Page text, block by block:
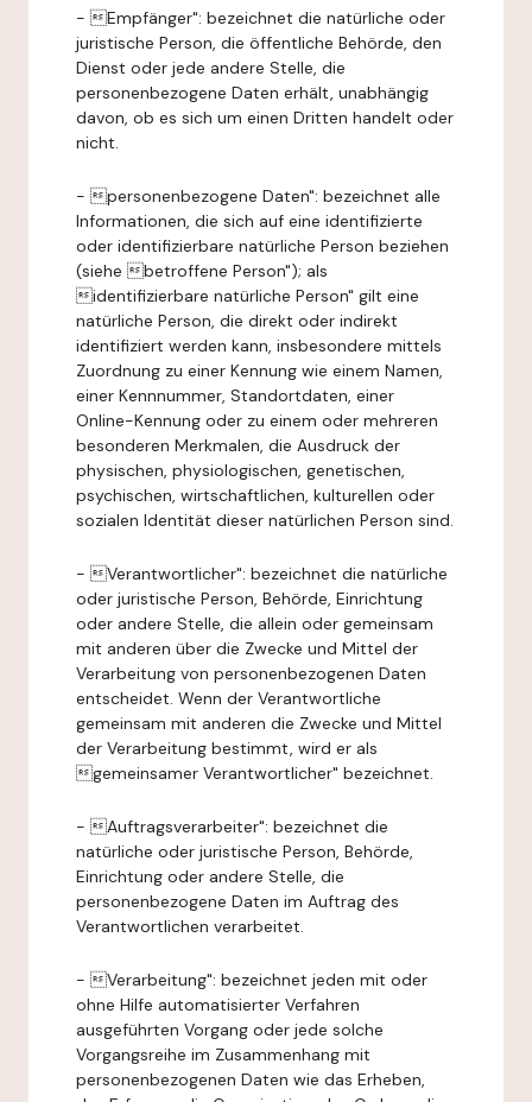
- Empfänger": bezeichnet die natürliche oder
juristische Person, die öffentliche Behörde, den
Dienst oder jede andere Stelle, die
personenbezogene Daten erhält, unabhängig
davon, ob es sich um einen Dritten handelt oder
nicht.
- personenbezogene Daten": bezeichnet alle
Informationen, die sich auf eine identifizierte
oder identifizierbare natürliche Person beziehen
(siehe betroffene Person"); als
identifizierbare natürliche Person" gilt eine
natürliche Person, die direkt oder indirekt
identifiziert werden kann, insbesondere mittels
Zuordnung zu einer Kennung wie einem Namen,
einer Kennnummer, Standortdaten, einer
Online-Kennung oder zu einem oder mehreren
besonderen Merkmalen, die Ausdruck der
physischen, physiologischen, genetischen,
psychischen, wirtschaftlichen, kulturellen oder
sozialen Identität dieser natürlichen Person sind.
- Verantwortlicher": bezeichnet die natürliche
oder juristische Person, Behörde, Einrichtung
oder andere Stelle, die allein oder gemeinsam
mit anderen über die Zwecke und Mittel der
Verarbeitung von personenbezogenen Daten
entscheidet. Wenn der Verantwortliche
gemeinsam mit anderen die Zwecke und Mittel
der Verarbeitung bestimmt, wird er als
gemeinsamer Verantwortlicher" bezeichnet.
- Auftragsverarbeiter": bezeichnet die
natürliche oder juristische Person, Behörde,
Einrichtung oder andere Stelle, die
personenbezogene Daten im Auftrag des
Verantwortlichen verarbeitet.
- Verarbeitung": bezeichnet jeden mit oder
ohne Hilfe automatisierter Verfahren
ausgeführten Vorgang oder jede solche
Vorgangsreihe im Zusammenhang mit
personenbezogenen Daten wie das Erheben,